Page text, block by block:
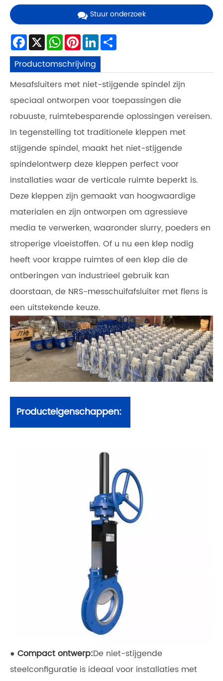
Stuur onderzoek
Facebook
X WhatsApp
Pinterest
LinkedIn
Productomschrijving
Mesafsluiters met niet-stijgende spindel zijn
speciaal ontworpen voor toepassingen die
robuuste, ruimtebesparende oplossingen vereisen.
In tegenstelling tot traditionele kleppen met
stijgende spindel, maakt het niet-stijgende
spindelontwerp deze kleppen perfect voor
installaties waar de verticale ruimte beperkt is.
Deze kleppen zijn gemaakt van hoogwaardige
materialen en zijn ontworpen om agressieve
media te verwerken, waaronder slurry, poeders en
stroperige vloeistoffen. Of u nu een klep nodig
heeft voor krappe ruimtes of een klep die de
ontberingen van industrieel gebruik kan
doorstaan, de NRS-messchuifafsluiter met flens is
een uitstekende keuze.
Producteigenschappen:
● Compact ontwerp:De niet-stijgende
steelconfiguratie is ideaal voor installaties met